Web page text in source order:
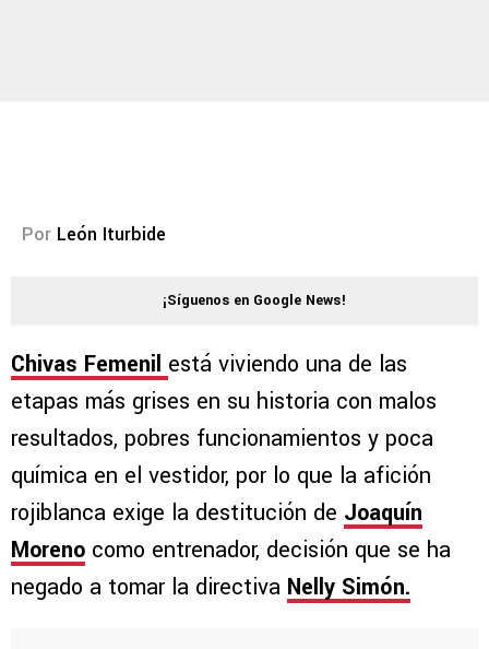
Por León Iturbide
¡Síguenos en Google News!
Chivas Femenil está viviendo una de las
etapas más grises en su historia con malos
resultados, pobres funcionamientos y poca
química en el vestidor, por lo que la afición
rojiblanca exige la destitución de Joaquín
Moreno como entrenador, decisión que se ha
negado a tomar la directiva Nelly Simón.